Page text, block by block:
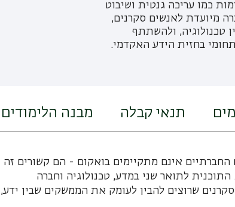
כמו עריכה גנטית ושיבוט
מיועדת לאנשים סקרנים,
טכנולוגיה, ולהשתתף
בחזית הידע האקדמי.
תנאי קבלה מבנה הלימודים
החברתיים אינם מתקיימים בואקום - הם קשורים זה
לתואר שני במדע, טכנולוגיה וחברה
שרוצים להבין לעומק את הממשקים שבין ידע,